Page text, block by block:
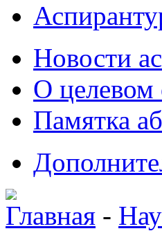
Новости
О целевом
Памятка
Главная -